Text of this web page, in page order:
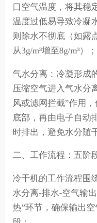
口空气温度，将其
温度过低易导致冷凝
则除水不彻底（如露
从3g/m³增至8g/m³）；
气水分离：冷凝形成
压缩空气进入气水分
风或滤网拦截”作用
底部，再由电子自动
时排出，避免水分随
二、工作流程：五阶
冷干机的工作流程围
水分离-排水-空气输
热”环节，确保输出